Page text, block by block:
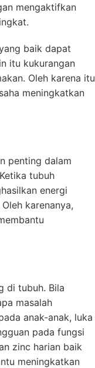
mengaktifkan
baik dapat
itu kukurangan
Oleh karena
meningkatkan
penting dalam
tubuh
energi
karenanya,
di tubuh. Bila
masalah
anak-anak, luka
pada fungsi
zinc harian baik
meningkatkan